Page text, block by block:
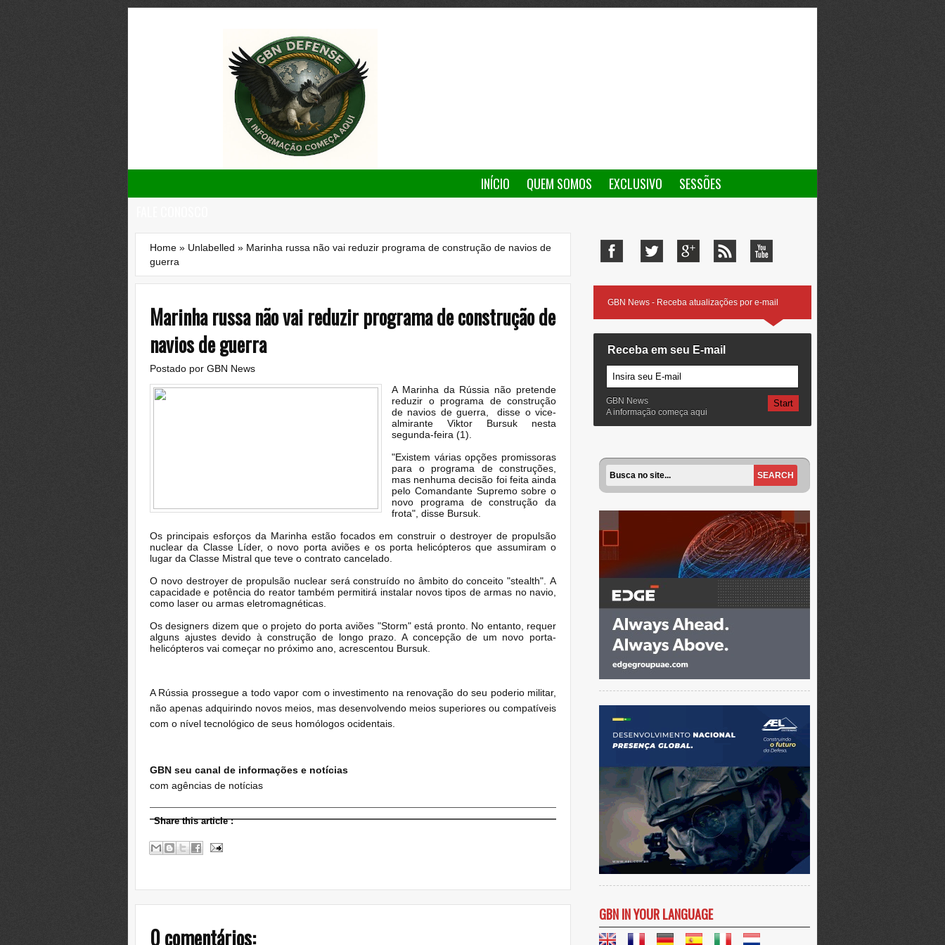
INÍCIO QUEM SOMOS EXCLUSIVO
SESSÕES
Home » Unlabelled » Marinha russa não vai reduzir programa de construção de navios de
guerra
Marinha russa não vai reduzir programa de construção de
navios de guerra
Postado por GBN News
A Marinha da Rússia não pretende
reduzir o programa de construção
de navios de guerra, disse o vice-
almirante Viktor Bursuk nesta
segunda-feira (1).
"Existem várias opções promissoras
para o programa de construções,
mas nenhuma decisão foi feita ainda
pelo Comandante Supremo sobre o
novo programa de construção da
frota", disse Bursuk.
Os principais esforços da Marinha estão focados em construir o destroyer de propulsão
nuclear da Classe Líder, o novo porta aviões e os porta helicópteros que assumiram o
lugar da Classe Mistral que teve o contrato cancelado.
O novo destroyer de propulsão nuclear será construído no âmbito do conceito "stealth". A
capacidade e potência do reator também permitirá instalar novos tipos de armas no navio,
como laser ou armas eletromagnéticas.
Os designers dizem que o projeto do porta aviões "Storm" está pronto. No entanto, requer
alguns ajustes devido à construção de longo prazo. A concepção de um novo porta-
helicópteros vai começar no próximo ano, acrescentou Bursuk.
A Rússia prossegue a todo vapor com o investimento na renovação do seu poderio militar,
não apenas adquirindo novos meios, mas desenvolvendo meios superiores ou compatíveis
com o nível tecnológico de seus homólogos ocidentais.
GBN seu canal de informações e notícias
com agências de notícias
Share this article:
0 comentários:
GBN News - Receba atualizações por e-mail
Receba em seu E-mail
GBN News
A informação começa aqui
GBN IN YOUR LANGUAGE